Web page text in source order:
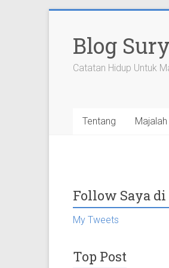
contentBlog
Catatan Hidup Untuk
Tentang Majalah
Follow Saya
My Tweets
Top Post